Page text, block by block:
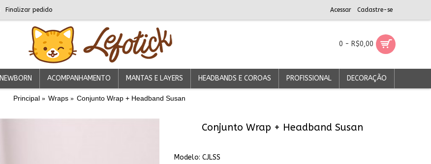
Finalizar pedido Acessar Cadastre-se
0 - R$0,00
NEWBORN ACOMPANHAMENTO MANTAS E LAYERS HEADBANDS E COROAS PROFISSIONAL DECORAÇÃO
Principal Wraps Conjunto Wrap + Headband Susan
Conjunto Wrap + Headband Susan
Modelo: CJLSS